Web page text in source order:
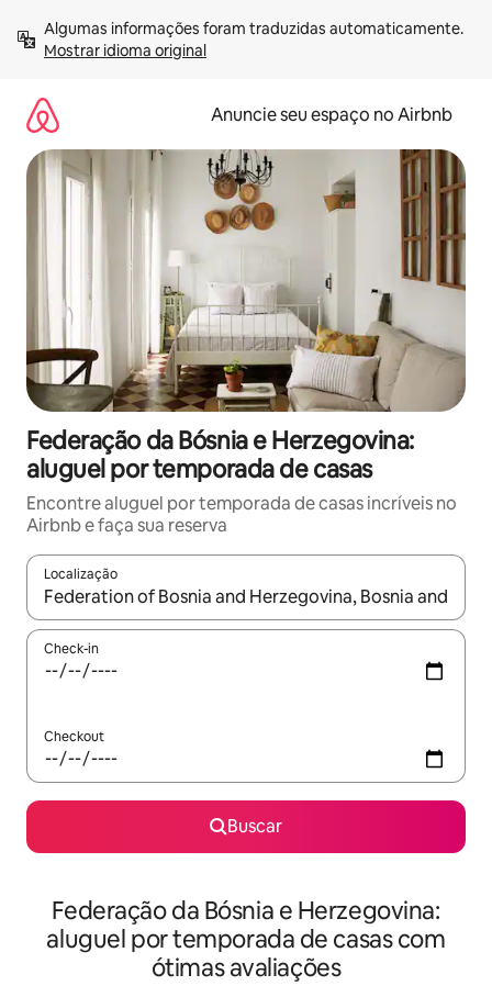
para
Mostrar idioma original
Anuncie seu espaço no Airbnb
Federação da Bósnia e Herzegovina:
aluguel por temporada de casas
Encontre aluguel por temporada de casas incríveis no
Airbnb e faça sua reserva
Localização
Quando os resultados estiverem disponíveis, explore-os
Check-in
Checkout
Buscar
Federação da Bósnia e Herzegovina:
aluguel por temporada de casas com
ótimas avaliações